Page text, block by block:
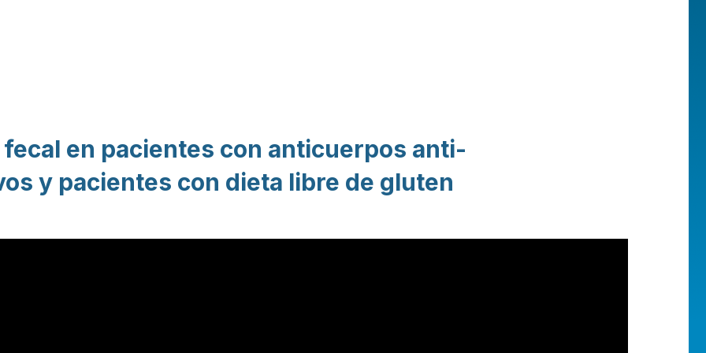
en pacientes con anticuerpos anti-
y pacientes con dieta libre de gluten